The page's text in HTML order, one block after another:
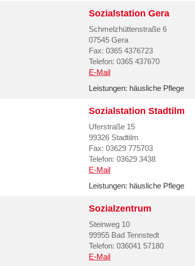
Sozialstation Gera
Schmelzhüttenstraße 6
07545 Gera
Fax: 0365 4376723
Telefon: 0365 437670
E-Mail
Leistungen: häusliche Pflege
Sozialstation Stadtilm
Uferstraße 15
99326 Stadtilm
Fax: 03629 775703
Telefon: 03629 3438
E-Mail
Leistungen: häusliche Pflege
Sozialzentrum
Steinweg 10
99955 Bad Tennstedt
Telefon: 036041 57180
E-Mail